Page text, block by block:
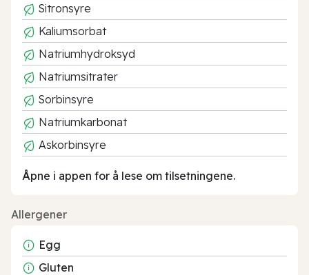
Sitronsyre
Kaliumsorbat
Natriumhydroksyd
Natriumsitrater
Sorbinsyre
Natriumkarbonat
Askorbinsyre
Åpne i appen for å lese om tilsetningene.
Allergener
Egg
Gluten